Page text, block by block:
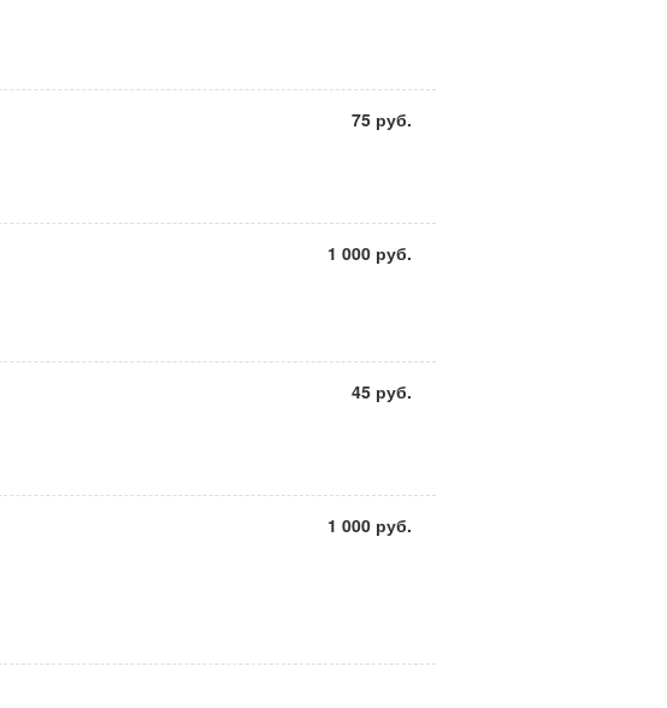
75 руб.
1 000 руб.
45 руб.
1 000 руб.